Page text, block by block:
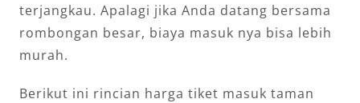
terjangkau. Apalagi jika Anda datang bersama
rombongan besar, biaya masuk nya bisa lebih
murah.
Berikut ini rincian harga tiket masuk taman